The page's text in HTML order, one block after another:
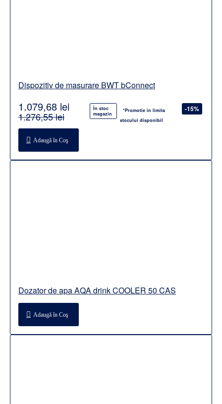
Dispozitiv de masurare BWT bConnect
În stoc
magazin
*Promotie in limita
stocului disponibil
-15%
1.079,68 lei
1.276,55 lei
Adaugă în Coş
Dozator de apa AQA drink COOLER 50 CAS
Adaugă în Coş